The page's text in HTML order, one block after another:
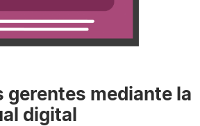
gerentes mediante la
digital